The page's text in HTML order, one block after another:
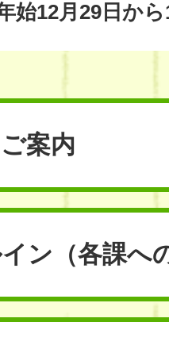
始12月29日か
案内
ン （各課へ